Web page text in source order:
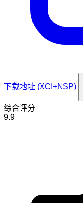
下载地址 (XCI+NSP)
综合评分
9.9